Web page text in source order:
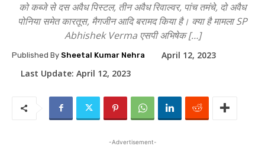
को कब्जे से दस अवैध पिस्टल, तीन अवैध रिवाल्वर, पांच तमंचे, दो अवैध
पोनिया समेत कारतूस, मैगजीन आदि बरामद किया है। क्या है मामला SP
Abhishek Verma एसपी अभिषेक […]
Published By Sheetal Kumar Nehra
April 12, 2023
Last Update: April 12, 2023
-Advertisement-